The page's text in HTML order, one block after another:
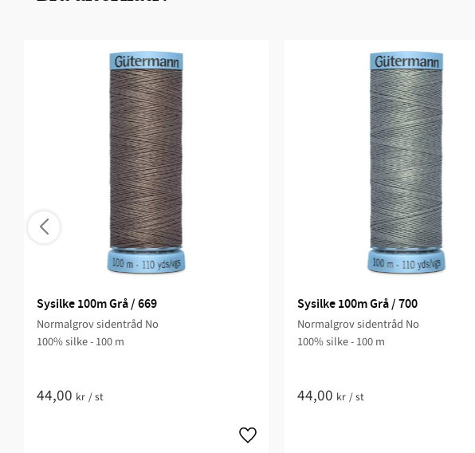
Sysilke 100m Grå / 669
Normalgrov sidentråd No
100% silke - 100 m
44,00 kr /st
Sysilke 100m Grå / 700
Normalgrov sidentråd No
100% silke - 100 m
44,00 kr /st